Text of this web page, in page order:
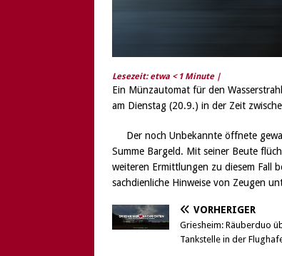
Lesezeit: etwa < 1 Minute |
Ein Münzautomat für den
am Dienstag (20.9.) in der Zeit
Der noch Unbekannte öffnete
Summe Bargeld. Mit seiner Beute
weiteren Ermittlungen zu diesem Fall
sachdienliche Hinweise von Zeugen
VORHERIGER
Griesheim: Räuberduo
Tankstelle in der